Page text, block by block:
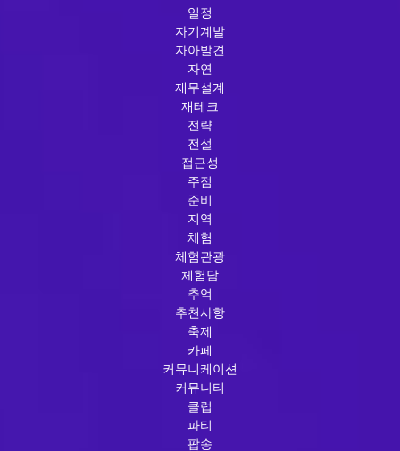
일정
자기계발
자아발견
자연
재무설계
재테크
전략
전설
접근성
주점
준비
지역
체험
체험관광
체험담
추억
추천사항
축제
카페
커뮤니케이션
커뮤니티
클럽
파티
팝송